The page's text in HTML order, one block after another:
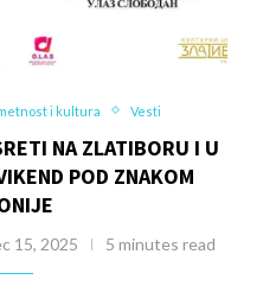
i kultura Vesti
NA ZLATIBORU I U
POD ZNAKOM
15, 2025 5 minutes read